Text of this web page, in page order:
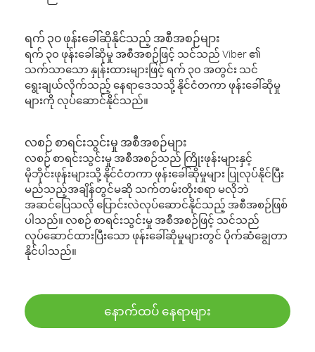
ရက် ၃၀ ဖုန်းခေါ်ဆိုနိုင်သည့် အစီအစဉ်များ
ရက် ၃၀ ဖုန်းခေါ်ဆိုမှု အစီအစဉ်ဖြင့် သင်သည် Viber ၏
သက်သာသော နှုန်းထားများဖြင့် ရက် ၃၀ အတွင်း သင်
ရွေးချယ်လိုက်သည့် နေရာဒေသသို့ နိုင်ငံတကာ ဖုန်းခေါ်ဆိုမှု
များကို လုပ်ဆောင်နိုင်သည်။
လစဉ် စာရင်းသွင်းမှု အစီအစဉ်များ
လစဉ် စာရင်းသွင်းမှု အစီအစဉ်သည် ကြိုးဖုန်းများနှင့်
မိုဘိုင်းဖုန်းများသို့ နိုင်ငံတကာ ဖုန်းခေါ်ဆိုမှုများ ပြုလုပ်နိုင်ပြီး
မည်သည့်အချိန်တွင်မဆို သက်တမ်းတိုးစရာ မလိုဘဲ
အဆင်ပြေသလို ပြောင်းလဲလုပ်ဆောင်နိုင်သည့် အစီအစဉ်ဖြစ်
ပါသည်။ လစဉ် စာရင်းသွင်းမှု အစီအစဉ်ဖြင့် သင်သည်
လုပ်ဆောင်ထားပြီးသော ဖုန်းခေါ်ဆိုမှုများတွင် ပိုက်ဆံချွေတာ
နိုင်ပါသည်။
နောက်ထပ် နေရာများ